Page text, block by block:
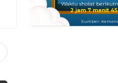
Waktu sholat
2 jam 7 menit
Sumber: